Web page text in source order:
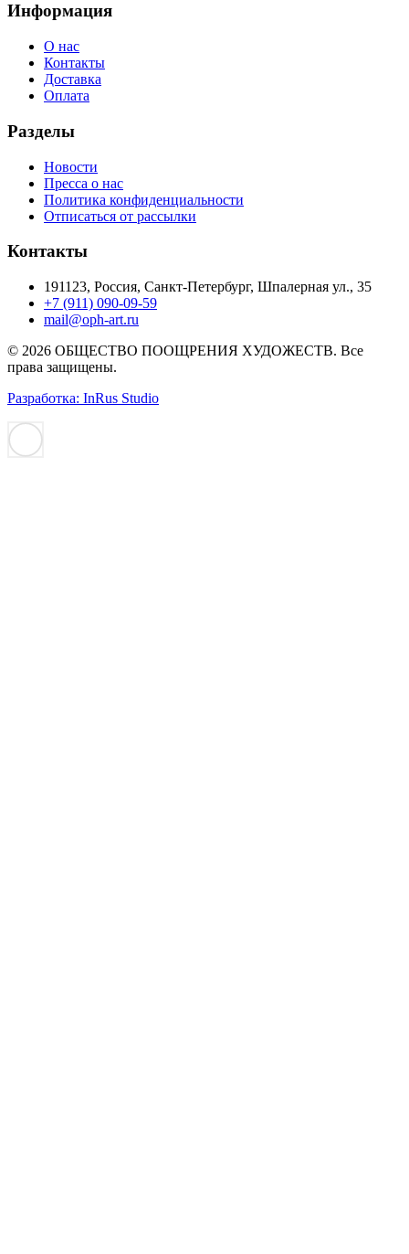
Информация
О нас
Контакты
Доставка
Оплата
Разделы
Новости
Пресса о нас
Политика конфиденциальности
Отписаться от рассылки
Контакты
191123, Россия, Санкт-Петербург, Шпалерная ул., 35
+7 (911) 090-09-59
mail@oph-art.ru
© 2026 ОБЩЕСТВО ПООЩРЕНИЯ ХУДОЖЕСТВ. Все
права защищены.
Разработка: InRus Studio